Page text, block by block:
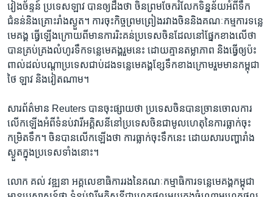
វៀងច័ន្ទន៍​ ប្រទេស​ឡាវ បាន​ឲ្យ​ដឹង​ថា ​ចិន​ព្រម​ចែក​រំលែក​ទិន្នន័យអំពី​ទឹក​
ជំនន់និង​គ្រោះ​រាំងស្ងួត។ ការ​ចុះ​កិច្ច​ព្រមព្រៀង​រវាង​ចិន​និង​គណៈកម្មការ​ទន្លេ​
មេគង្គ ធ្វើ​ឡើង​ក្រោយ​ពី​មាន​ការ​រិះគន់ប្រទេស​ចិន​ដែល​នៅ​ផ្នែក​ខាង​លើ​ថា​
បាន​គ្រប់គ្រង​លំហូរ​ទឹក​ទន្លេ​មេគង្គ​រួម​នេះ​ ដោយ​គ្មាន​តម្លាភាព​ និង​ធ្វើឲ្យ​ប៉ះ
ពាល់​ដល់​បណ្តា​ប្រទេស​ជាប់​ដង​ទន្លេ​មេគង្គ​ខ្សែ​ទឹក​ខាង​ក្រោម​រួម​មាន​កម្ពុជា
ថៃ​ ឡាវ​ និង​វៀតណាម។
សារព័ត៌មាន​ Reuters បាន​ចុះ​ផ្សាយ​ថា ​ប្រទេស​ចិន​បាន​ច្រាន​ចោល​ការ​
លើក​ឡើង​អំពី​ទំនប់​វារី​អគ្គិសនី​នៅ​ប្រទេស​ចិនជា​មូលហេតុ​នៃ​ការ​ធ្លាក់​ចុះ​
កម្រិត​ទឹក។ ចិន​បាន​លើក​ឡើង​ថា​ ការ​ធ្លាក់​ចុះ​ទឹក​នេះ ដោយសារ​បញ្ហា​រាំង​
ស្ងួត​ក្នុង​ប្រទេស​ទាំង​នោះ។
លោក គល់ វឌ្ឍនា អគ្គ​លេខាធិការ​រង​នៃ​គណៈ​កម្មាធិការ​ទន្លេ​មេគង្គ​កម្ពុជា